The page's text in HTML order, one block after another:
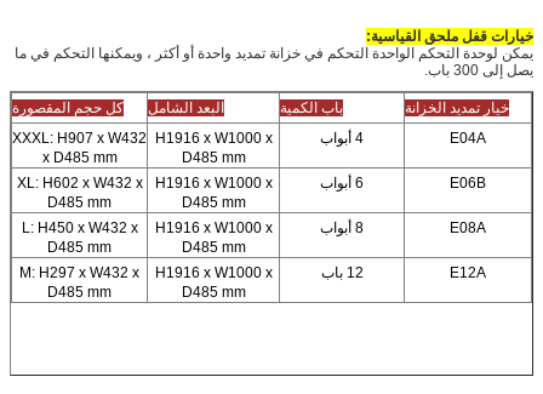
خيارات قفل ملحق القياسية:
يمكن لوحدة التحكم الواحدة التحكم في خزانة تمديد واحدة أو أكثر ، ويمكنها التحكم في ما
يصل إلى 300 باب.
خيار تمديد الخزانة باب الكمية البعد الشامل
كل حجم المقصورة
E04A
4 أبواب
H1916 x W1000 x
D485 mm
XXXL: H907 x W432
x D485 mm
E06B
6 أبواب
H1916 x W1000 x
D485 mm
XL: H602 x W432 x
D485 mm
E08A
8 أبواب
H1916 x W1000 x
D485 mm
L: H450 x W432 x
D485 mm
E12A
12 باب
H1916 x W1000 x
D485 mm
M: H297 x W432 x
D485 mm